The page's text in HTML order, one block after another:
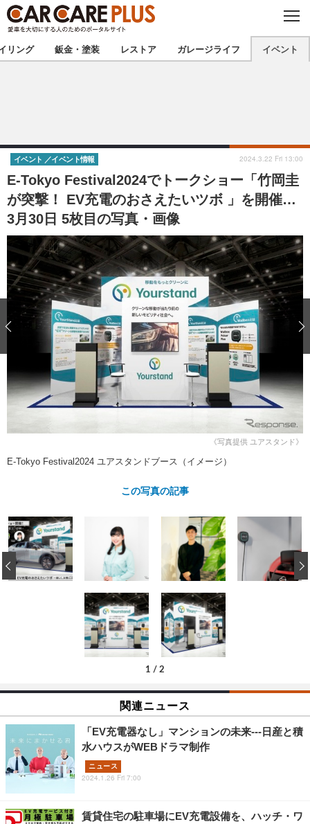
C
O
S
E
★カーケアプラス認定★ 厳選プロショップを地域から探す
甲信越 北陸
東海 関西
中国
九州 沖縄
注目の記事
ショップレポート 愛車 File
自動車豆知識 ストップ！不具合修理＆粗悪修理
鈑金・塗装
ディテイリング
ディテイリング 洗車
ヘッドライト磨き コーティング
フィルム・ラッピング
鈑金・塗装
小キズ直し 防錆
特集記事
ストップ 不具合修理＆粗悪修理
カーメーカー「旧車」関連プロジェ
ショップ紹介
プロショップ検索
レストア
カーメーカー「旧車」関連プロジ
コラム
イベント
リング 鈑金・塗装 レストア ガレージライフ イベント
E-Tokyo Festival2024でトークショー「竹岡圭
が突撃！ EV充電のおさえたいツボ 」を開催…
3月30日 5枚目の写真・画像
イベント イベント情報 2024.3.22 Fri 13:00
《写真提供 ユアスタンド》
E-Tokyo Festival2024 ユアスタンドブース（イメージ）
この写真の記事
1 / 2
‹
関連ニュース
「EV充電器なし」マンションの未来---日産と積
水ハウスがWEBドラマ制作
ニュース
2024.1.26 Fri 7:00
賃貸住宅の駐車場にEV充電設備を、ハッチ・ワ